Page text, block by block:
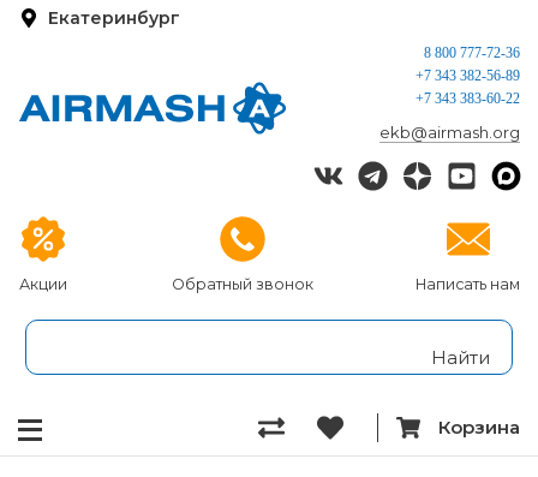
Екатеринбург
Акции Обратный звонок Написать нам
8 800 777-72-36
+7 343 382-56-89
+7 343 383-60-22
ekb@airmash.org
Корзина